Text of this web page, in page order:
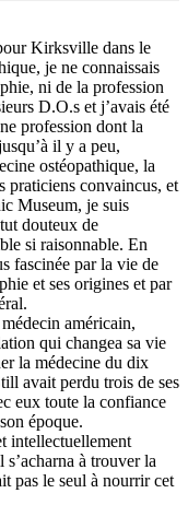
Kirksville dans le
je ne connaissais
ni de la profession
D.O.s et j’avais été
profession dont la
il y a peu,
ostéopathique, la
praticiens convaincus, et
Museum, je suis
douteux de
si raisonnable. En
fascinée par la vie de
et ses origines et par
américain,
qui changea sa vie
la médecine du dix
avait perdu trois de ses
eux toute la confiance
époque.
intellectuellement
à trouver la
pas le seul à nourrir cet